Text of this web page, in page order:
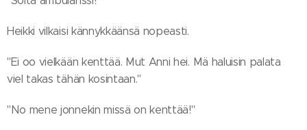
Heikki vilkaisi kännykkäänsä nopeasti.
"Ei oo vielkään kenttää. Mut Anni hei. Mä haluisin palata
viel takas tähän kosintaan."
"No mene jonnekin missä on kenttää!"